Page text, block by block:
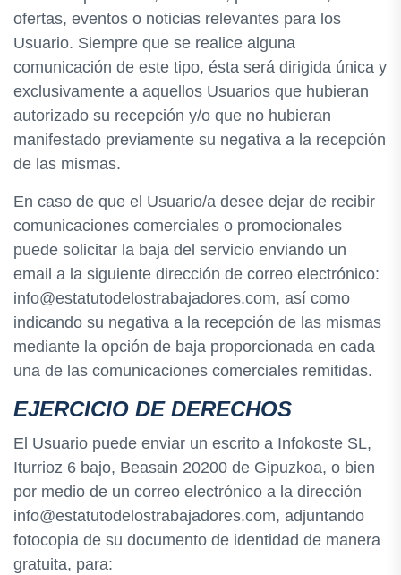
ofertas, eventos o noticias relevantes para los
Usuario. Siempre que se realice alguna
comunicación de este tipo, ésta será dirigida única y
exclusivamente a aquellos Usuarios que hubieran
autorizado su recepción y/o que no hubieran
manifestado previamente su negativa a la recepción
de las mismas.
En caso de que el Usuario/a desee dejar de recibir
comunicaciones comerciales o promocionales
puede solicitar la baja del servicio enviando un
email a la siguiente dirección de correo electrónico:
info@estatutodelostrabajadores.com, así como
indicando su negativa a la recepción de las mismas
mediante la opción de baja proporcionada en cada
una de las comunicaciones comerciales remitidas.
EJERCICIO DE DERECHOS
El Usuario puede enviar un escrito a Infokoste SL,
Iturrioz 6 bajo, Beasain 20200 de Gipuzkoa, o bien
por medio de un correo electrónico a la dirección
info@estatutodelostrabajadores.com, adjuntando
fotocopia de su documento de identidad de manera
gratuita, para: